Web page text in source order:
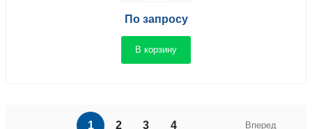
По запросу
В корзину
1 2 3 4 Вперед